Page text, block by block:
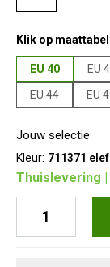
Klik op
EU 40 EU
EU 44
EU
Jouw selectie
Kleur: 711371
Thuislevering